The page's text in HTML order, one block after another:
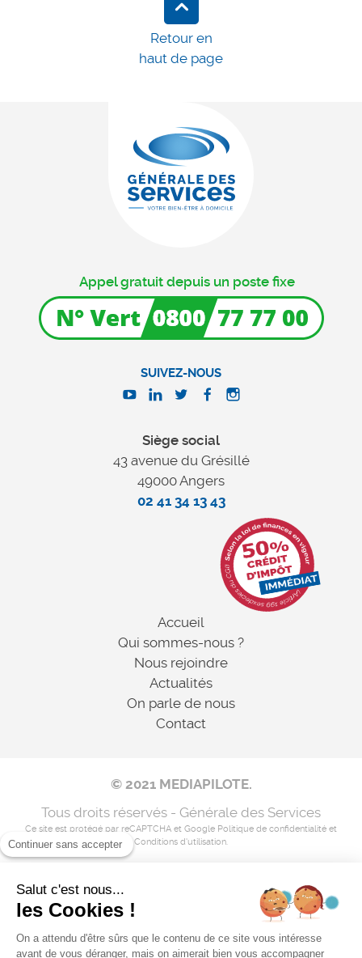
Siège social
43 avenue du Grésillé
49000 Angers
02 41 34 13 43
SUIVEZ-NOUS
Accueil
Qui sommes-nous ?
Nous rejoindre
Actualités
On parle de nous
Contact
Appel gratuit depuis un poste fixe
Retour en
haut de page
© 2021 MEDIAPILOTE.
Tous droits réservés - Générale des Services
Ce site est protégé par reCAPTCHA et Google Politique de confidentialité et
Conditions d'utilisation.
Continuer sans accepter
Salut c'est nous...
les Cookies !
On a attendu d'être sûrs que le contenu de ce site vous intéresse
avant de vous déranger, mais on aimerait bien vous accompagner